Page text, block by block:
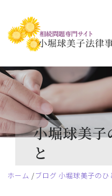
小堀球美
と
ホーム ブログ 小堀球美子のひ